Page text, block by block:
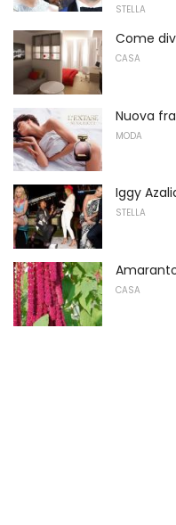
STELLA
Come
CASA
Nuova
MODA
Iggy
STELLA
CASA